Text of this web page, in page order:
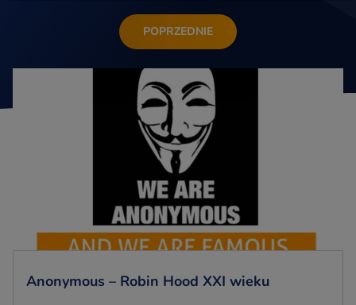
POPRZEDNIE
Anonymous – Robin Hood XXI wieku